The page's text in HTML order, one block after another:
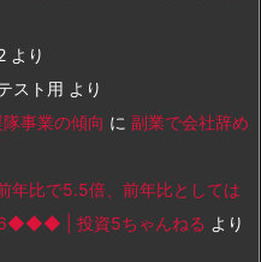
より
スト用 より
事業の傾向 に 副業で会社辞め
年比で5.5倍、前年比としては
| 投資5ちゃんねる より